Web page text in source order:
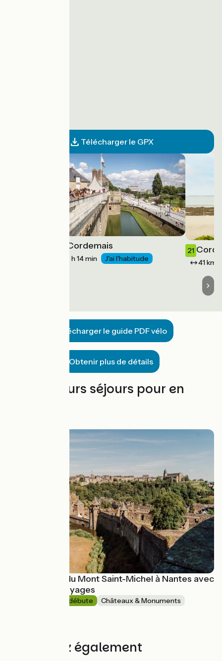
Télécharger le GPX
Nantes / Cordemais
3 h 14 min J'ai l'habitude
21
41 km
Télécharger le guide PDF vélo
Obtenir plus de détails
Les meilleurs séjours pour en
La Régalante, du Mont Saint-Michel à Nantes avec
Abicyclette Voyages
Je débute
Châteaux & Monuments
Découvrez également